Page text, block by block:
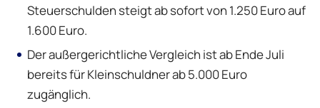
Steuerschulden steigt ab sofort von 1.250 Euro auf
1.600 Euro.
Der außergerichtliche Vergleich ist ab Ende Juli
bereits für Kleinschuldner ab 5.000 Euro
zugänglich.